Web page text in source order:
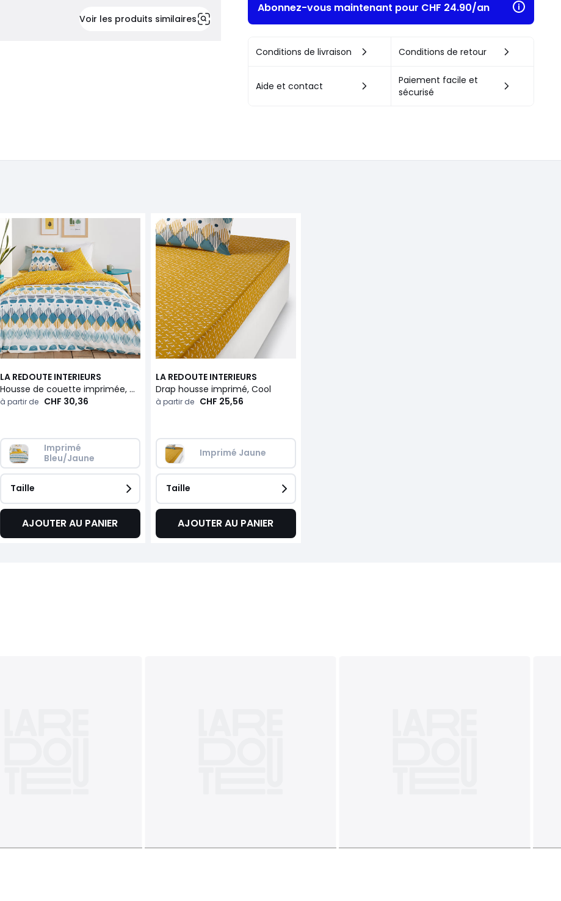
Voir les produits similaires
Abonnez-vous maintenant pour CHF 24.90/an​
Conditions de livraison Conditions de retour
Aide et contact
Paiement facile et
sécurisé
LA REDOUTE INTERIEURS
Housse de couette imprimée, Cool
à partir de CHF 30,36
Imprimé
Bleu/Jaune
Taille
AJOUTER AU PANIER
LA REDOUTE INTERIEURS
Drap housse imprimé, Cool
à partir de CHF 25,56
Imprimé Jaune
Taille
AJOUTER AU PANIER